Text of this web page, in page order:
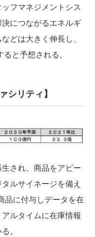
フマネジメントシス
につながるエネルギ
どは大きく伸長し、
と予想される。
シリティ】
され、商品をアピー
ルサイネージを備え
品に付与しデータを在
ルタイムに在庫情報
。